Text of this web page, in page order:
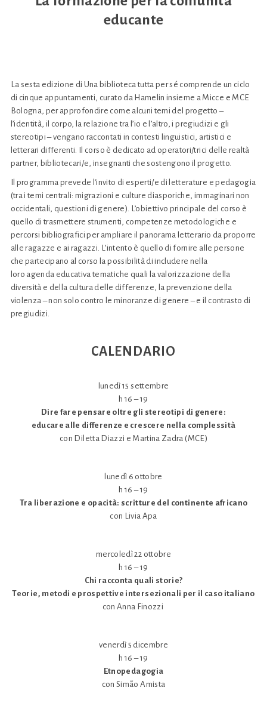
educante
La sesta edizione di Una biblioteca tutta per sé comprende un ciclo
di cinque appuntamenti, curato da Hamelin insieme a Micce e MCE
Bologna, per approfondire come alcuni temi del progetto –
l’identità, il corpo, la relazione tra l’io e l’altro, i pregiudizi e gli
stereotipi – vengano raccontati in contesti linguistici, artistici e
letterari differenti. Il corso è dedicato ad operatori/trici delle realtà
partner, bibliotecari/e, insegnanti che sostengono il progetto.
Il programma prevede l’invito di esperti/e di letterature e pedagogia
(tra i temi centrali: migrazioni e culture diasporiche, immaginari non
occidentali, questioni di genere). L’obiettivo principale del corso è
quello di trasmettere strumenti, competenze metodologiche e
percorsi bibliografici per ampliare il panorama letterario da proporre
alle ragazze e ai ragazzi. L’intento è quello di fornire alle persone
che partecipano al corso la possibilità di includere nella
loro agenda educativa tematiche quali la valorizzazione della
diversità e della cultura delle differenze, la prevenzione della
violenza – non solo contro le minoranze di genere – e il contrasto di
pregiudizi.
CALENDARIO
lunedì 15 settembre
h 16 – 19
Dire fare pensare oltre gli stereotipi di genere:
educare alle differenze e crescere nella complessità
con Diletta Diazzi e Martina Zadra (MCE)
lunedì 6 ottobre
h 16 – 19
Tra liberazione e opacità: scritture del continente africano
con Livia Apa
mercoledì 22 ottobre
h 16 – 19
Chi racconta quali storie?
Teorie, metodi e prospettive intersezionali per il caso italiano
con Anna Finozzi
venerdì 5 dicembre
h 16 – 19
Etnopedagogia
con Simão Amista